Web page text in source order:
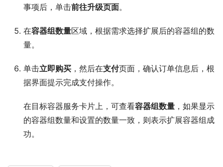
事项后，单击前往升级页面。
在容器组数量区域，根据需求选择扩展后的容器组的数
量。
单击立即购买 ，然后在支付页面，确认订单信息后，根
据界面提示完成支付操作。
在目标容器服务卡片上，可查看容器组数量 ，如果显示
的容器组数量和设置的数量一致，则表示扩展容器组成
功。